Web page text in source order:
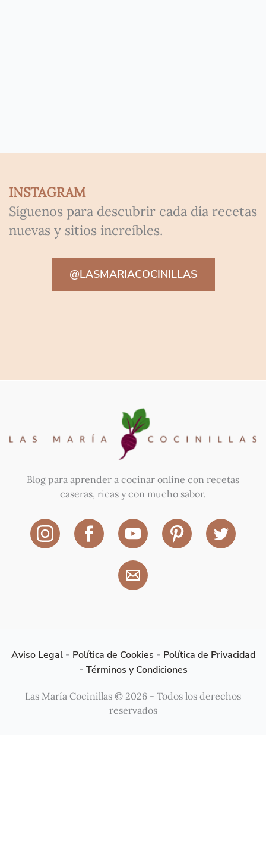
INSTAGRAM
Síguenos para descubrir cada día recetas
nuevas y sitios increíbles.
@LASMARIACOCINILLAS
Blog para aprender a cocinar online con recetas
caseras, ricas y con mucho sabor.
Aviso Legal- Política de Cookies - Política de Privacidad
- Términos y Condiciones
Las María Cocinillas © 2026 - Todos los derechos
reservados